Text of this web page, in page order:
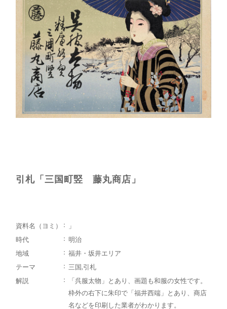
引札「三国町竪 藤丸商店」
資料名（ヨミ）
」
時代
明治
地域
福井・坂井エリア
テーマ
三国,引札
解説
「呉服太物」とあり、画題も和服の女性です。
枠外の右下に朱印で「福井西端」とあり、商店
名などを印刷した業者がわかります。